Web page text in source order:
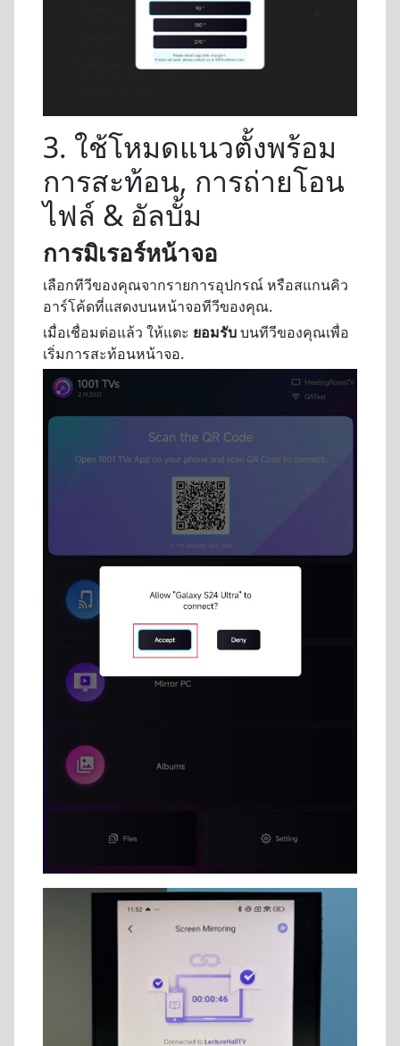
3. ใช้โหมดแนวตั้งพร้อม
การสะท้อน, การถ่ายโอน
ไฟล์ & อัลบั้ม
การมิเรอร์หน้าจอ
เลือกทีวีของคุณจากรายการอุปกรณ์ หรือสแกนคิว
อาร์โค้ดที่แสดงบนหน้าจอทีวีของคุณ.
เมื่อเชื่อมต่อแล้ว ให้แตะ ยอมรับบนทีวีของคุณเพื่อ
เริ่มการสะท้อนหน้าจอ.